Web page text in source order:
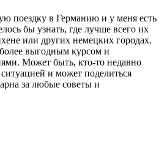
поездку в Германию и у меня есть
бы узнать, где лучше всего их
или других немецких городах.
выгодным курсом и
Может быть, кто-то недавно
и может поделиться
за любые советы и